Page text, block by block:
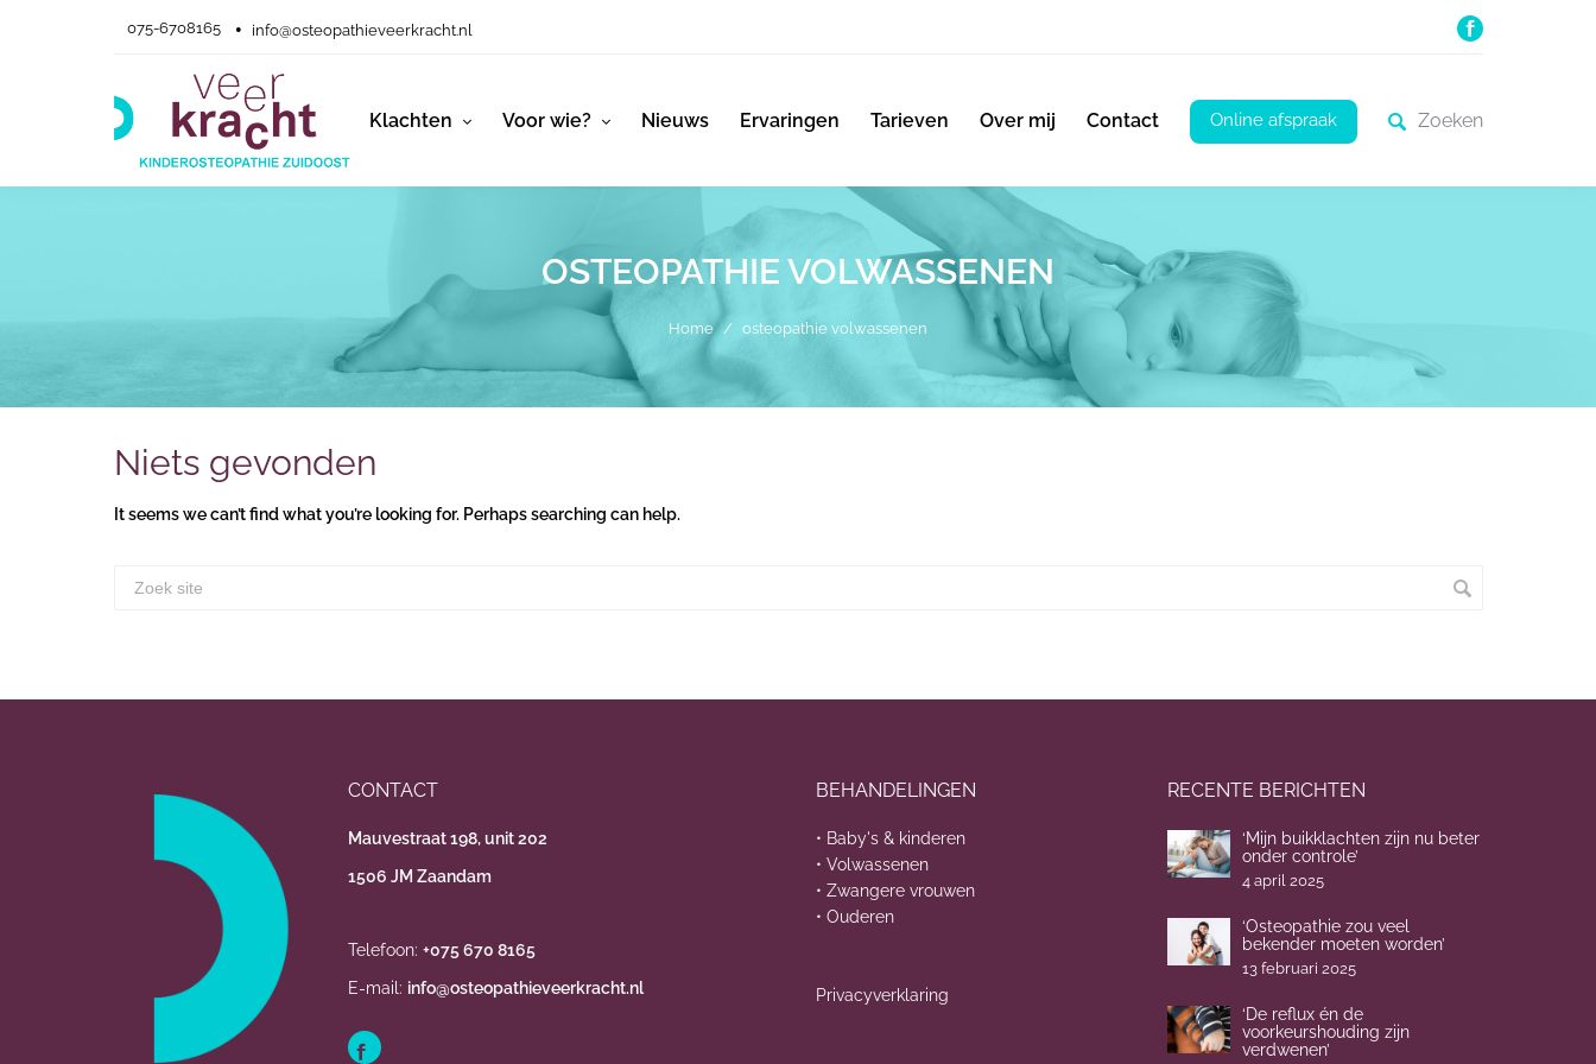
075-6708165 info@osteopathieveerkracht.nl
Klachten Voor wie? Nieuws Ervaringen Tarieven Over mij Contact Online afspraak
OSTEOPATHIE VOLWASSENEN
Home / osteopathie volwassenen
Niets gevonden
It seems we can’t find what you’re looking for. Perhaps searching can help.
CONTACT
Mauvestraat 198, unit 202
1506 JM Zaandam
Telefoon: +075 670 8165
E-mail: info@osteopathieveerkracht.nl
BEHANDELINGEN
• Baby's & kinderen
• Volwassenen
• Zwangere vrouwen
• Ouderen
Privacyverklaring
RECENTE BERICHTEN
‘Mijn buikklachten zijn nu beter
onder controle’
4 april 2025
‘Osteopathie zou veel
bekender moeten worden’
13 februari 2025
‘De reflux én de
voorkeurshouding zijn
verdwenen’